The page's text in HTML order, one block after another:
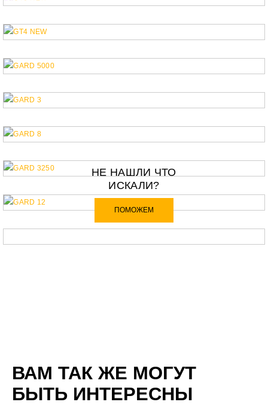
НЕ НАШЛИ ЧТО
ИСКАЛИ?
ПОМОЖЕМ
ВАМ ТАК ЖЕ МОГУТ
БЫТЬ ИНТЕРЕСНЫ